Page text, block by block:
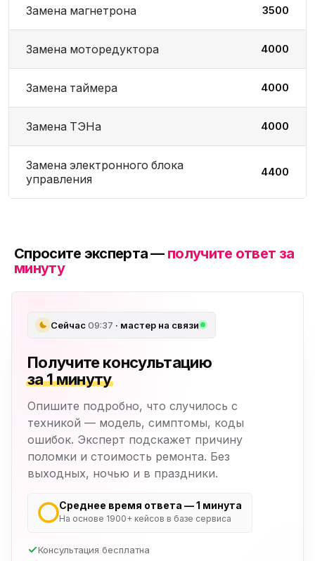
Замена магнетрона 3500
Замена моторедуктора 4000
Замена таймера 4000
Замена ТЭНа 4000
Замена электронного блока
управления
4400
Спросите эксперта — получите ответ за
минуту
Сейчас09:37 · мастер на связи
Получите консультацию
за 1 минуту
Опишите подробно, что случилось с
техникой — модель, симптомы, коды
ошибок. Эксперт подскажет причину
поломки и стоимость ремонта. Без
выходных, ночью и в праздники.
Среднее время ответа — 1 минута
На основе 1900+ кейсов в базе сервиса
Консультация бесплатна